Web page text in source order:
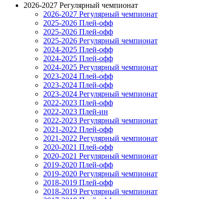
2026-2027 Регулярный чемпионат
2026-2027 Регулярный чемпионат
2025-2026 Плей-офф
2025-2026 Плей-офф
2025-2026 Регулярный чемпионат
2024-2025 Плей-офф
2024-2025 Плей-офф
2024-2025 Регулярный чемпионат
2023-2024 Плей-офф
2023-2024 Плей-офф
2023-2024 Регулярный чемпионат
2022-2023 Плей-офф
2022-2023 Плей-ин
2022-2023 Регулярный чемпионат
2021-2022 Плей-офф
2021-2022 Регулярный чемпионат
2020-2021 Плей-офф
2020-2021 Регулярный чемпионат
2019-2020 Плей-офф
2019-2020 Регулярный чемпионат
2018-2019 Плей-офф
2018-2019 Регулярный чемпионат